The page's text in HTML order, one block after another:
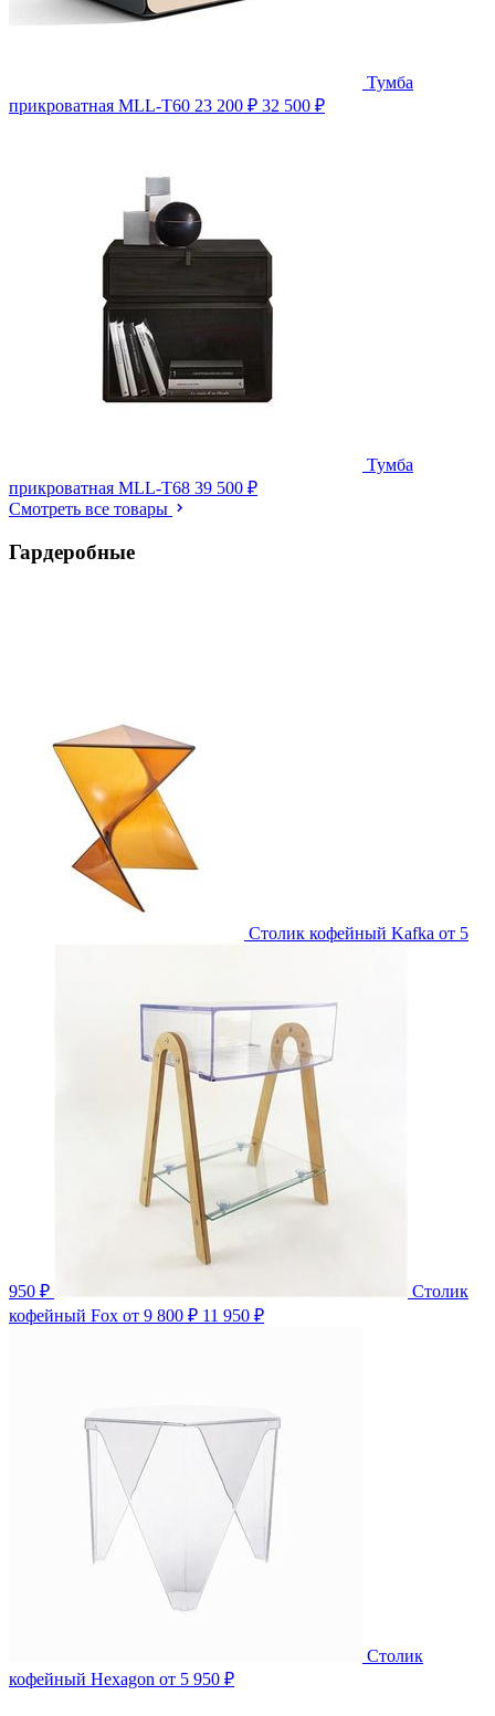
Тумба
прикроватная MLL-T60 23 200 ₽ 32 500 ₽
Тумба
прикроватная MLL-T68 39 500 ₽
Смотреть все товары
Гардеробные
Столик кофейный Kafka от 5
950 ₽
Столик
кофейный Fox от 9 800 ₽ 11 950 ₽
Столик
кофейный Hexagon от 5 950 ₽